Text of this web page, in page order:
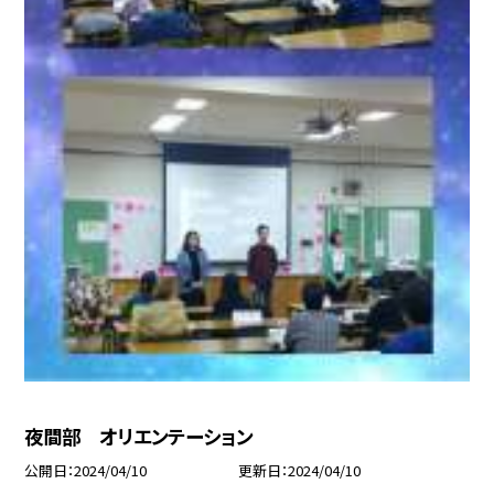
夜間部 オリエンテーション
公開日 2024/04/10 更新日 2024/04/10